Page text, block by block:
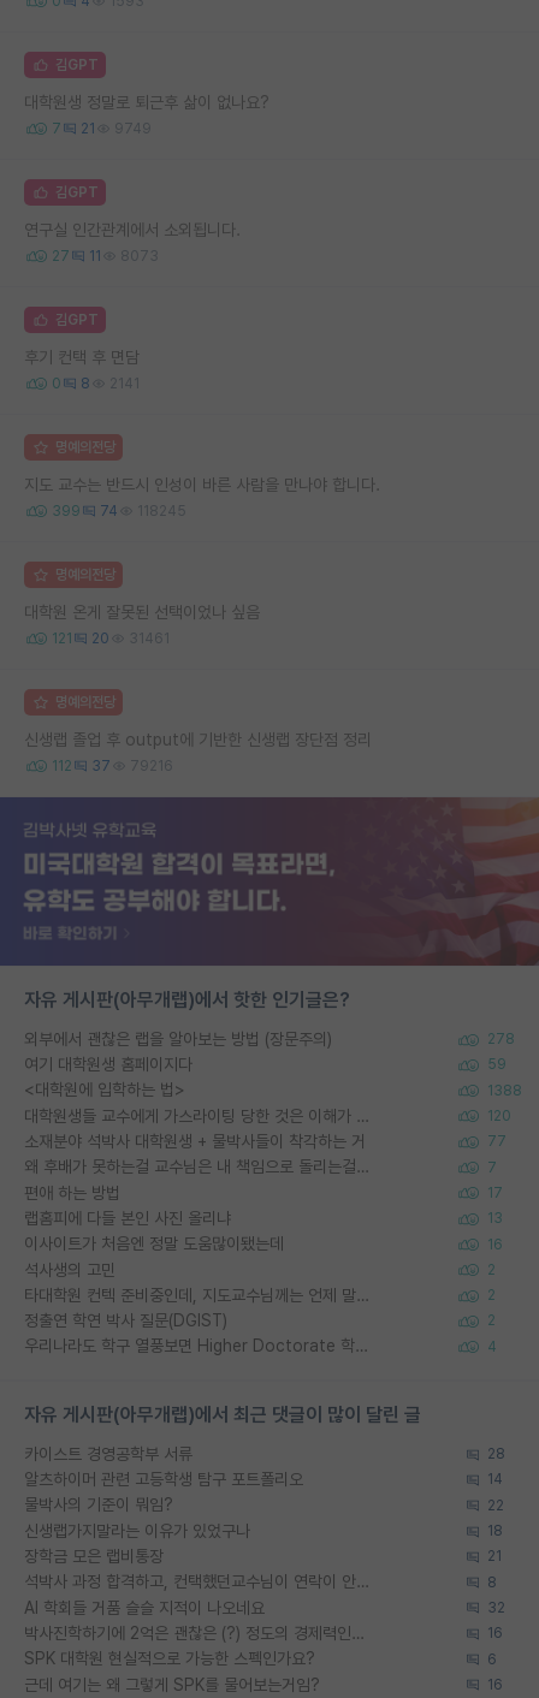
김GPT
대학원생 정말로 퇴근후 삶이 없나요?
7 21 9749
김GPT
연구실 인간관계에서 소외됩니다.
27 11 8073
김GPT
후기 컨택 후 면담
0 8 2141
명예의전당
지도 교수는 반드시 인성이 바른 사람을 만나야 합니다.
399 74 118245
명예의전당
대학원 온게 잘못된 선택이었나 싶음
121 20 31461
명예의전당
신생랩 졸업 후 output에 기반한 신생랩 장단점 정리
112 37 79216
자유 게시판(아무개랩)에서 핫한 인기글은?
외부에서 괜찮은 랩을 알아보는 방법 (장문주의) 278
여기 대학원생 홈페이지다 59
<대학원에 입학하는 법> 1388
대학원생들 교수에게 가스라이팅 당한 것은 이해가 갑니다. 안타깝네요. 120
소재분야 석박사 대학원생 + 물박사들이 착각하는 거 77
왜 후배가 못하는걸 교수님은 내 책임으로 돌리는걸까요? 7
편애 하는 방법 17
랩홈피에 다들 본인 사진 올리냐 13
이사이트가 처음엔 정말 도움많이됐는데 16
석사생의 고민 2
타대학원 컨텍 준비중인데, 지도교수님께는 언제 말씀드려야 할까요? 2
정출연 학연 박사 질문(DGIST) 2
우리나라도 학구 열풍보면 Higher Doctorate 학위가 필요하다고 봅니다. 4
자유 게시판(아무개랩)에서 최근 댓글이 많이 달린 글
카이스트 경영공학부 서류 28
알츠하이머 관련 고등학생 탐구 포트폴리오 14
물박사의 기준이 뭐임? 22
신생랩가지말라는 이유가 있었구나 18
장학금 모은 랩비통장 21
석박사 과정 합격하고, 컨택했던교수님이 연락이 안됩니다... 8
AI 학회들 거품 슬슬 지적이 나오네요 32
박사진학하기에 2억은 괜찮은 (?) 정도의 경제력인가요 16
SPK 대학원 현실적으로 가능한 스펙인가요? 6
근데 여기는 왜 그렇게 SPK를 물어보는거임? 16